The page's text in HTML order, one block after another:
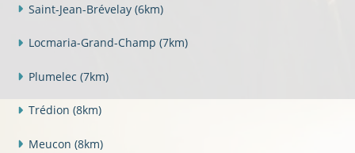
Saint-Jean-Brévelay (6km)
Locmaria-Grand-Champ (7km)
Plumelec (7km)
Trédion (8km)
Meucon (8km)